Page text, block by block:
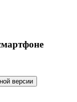
версии